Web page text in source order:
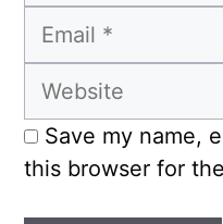
Email
Website
Save my name,
this browser for